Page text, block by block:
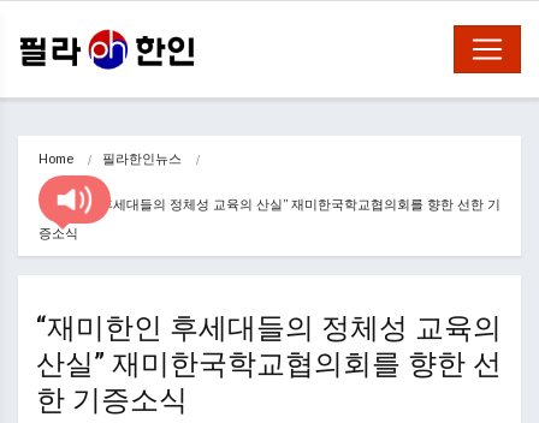
Home 필라한인뉴스
“재미한인 후세대들의 정체성 교육의 산실” 재미한국학교협의회를 향한 선한 기
증소식
“재미한인 후세대들의 정체성 교육의
산실” 재미한국학교협의회를 향한 선
한 기증소식